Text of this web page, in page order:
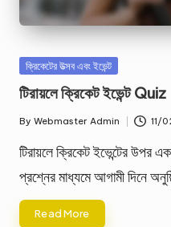
Posted
ক্রিকেটের উত্সব এবং ইভেন্ট
টিরায়লে ক্রিকেট ইভেন্ট Quiz
Posted
by
By Webmaster Admin 11/
টিরায়লে ক্রিকেট ইভেন্টের উপর
প্রশ্নের মাধ্যমে আগামী দিনে
Read More